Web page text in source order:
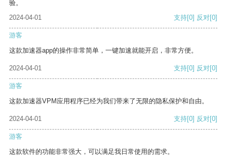
验。
2024-04-01
支持[0] 反对[0]
游客
这款加速器app的操作非常简单，一键加速就能开启，非常方便。
2024-04-01 支持[0] 反对[0]
游客
这款加速器VPM应用程序已经为我们带来了无限的隐私保护和自由。
2024-04-01 支持[0] 反对[0]
游客
这款软件的功能非常强大，可以满足我日常使用的需求。